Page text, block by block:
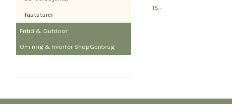
Tastaturer
Fritid & Outdoor
Om mig & hvorfor ShopGenbrug
15,-